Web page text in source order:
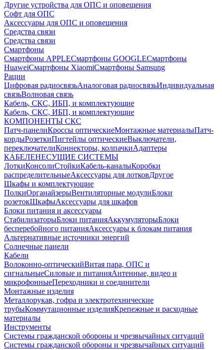
Другие устройства для ОПС и оповещения
Софт для ОПС
Аксессуары для ОПС и оповещения
Средства связи
Средства связи
Смартфоны
Смартфоны APPLEСмартфоны GOOGLEСмартфоны
HuaweiСмартфоны XiaomiСмартфоны Samsung
Рации
Цифровая радиосвязьАналоговая радиосвязьИндивидуальная
связьВолновая связь
Кабель, СКС, ИБП, и комплектующие
Кабель, СКС, ИБП, и комплектующие
КОМПОНЕНТЫ СКС
Патч-панелиКроссы оптическиеМонтажные материалыПатч-
кордыРозеткиПигтейлы оптическиеВыключатели,
переключателиКоннекторы, колпачкиАдаптеры
КАБЕЛЕНЕСУЩИЕ СИСТЕМЫ
ЛоткиКонсолиСтойкиКабель-каналыКоробки
распределительныеАксессуары для лотковДругое
Шкафы и комплектующие
ПолкиОрганайзерыВентиляторные модулиБлоки
розетокШкафыАксессуары для шкафов
Блоки питания и аксессуары
СтабилизаторыБлоки питанияАккумуляторыБлоки
бесперебойного питанияАксессуары к блокам питания
Альтернативные источники энергий
Солнечные панели
Кабели
Волоконно-оптическийВитая пара, ОПС и
сигнальныеСиловые и питанияАнтенные, видео и
микрофонныеПереходники и соединители
Монтажные изделия
Металлорукав, гофра и электротехнические
трубыКоммутационные изделияКрепежные и расходные
материалы
Инструменты
Системы гражданской обороны и чрезвычайных ситуаций
Системы гражданской обороны и чрезвычайных ситуаций